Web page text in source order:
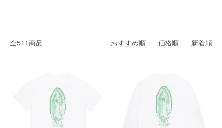
全511商品 おすすめ順 価格順 新着順